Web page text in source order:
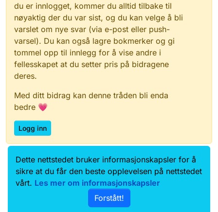
du er innlogget, kommer du alltid tilbake til
nøyaktig der du var sist, og du kan velge å bli
varslet om nye svar (via e-post eller push-
varsel). Du kan også lagre bokmerker og gi
tommel opp til innlegg for å vise andre i
fellesskapet at du setter pris på bidragene
deres.
Med ditt bidrag kan denne tråden bli enda
bedre 💗
Logg inn
Data.norge.no
Kontakt oss
Samtykke og brukervilkår
Tilgjengelighetserklæring
Personvernerklæring
Dette nettstedet bruker informasjonskapsler for å
sikre at du får den beste opplevelsen på nettstedet
vårt. Les mer om informasjonskapsler
Forstått!